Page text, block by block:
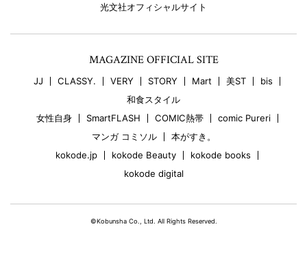
光文社オフィシャルサイト
MAGAZINE OFFICIAL SITE
JJ CLASSY. VERY STORY Mart 美ST
bis
和食スタイル
女性自身
SmartFLASH COMIC熱帯
comic Pureri
マンガ コミソル
本がすき。
kokode.jp
kokode Beauty
kokode books
kokode digital
©Kobunsha Co., Ltd. All Rights Reserved.